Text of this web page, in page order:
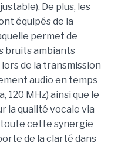
De plus, les
équipés de la
permet de
bruits ambiants
de la transmission
audio en temps
120 MHz) ainsi que le
la qualité vocale via
toute cette synergie
de la clarté dans